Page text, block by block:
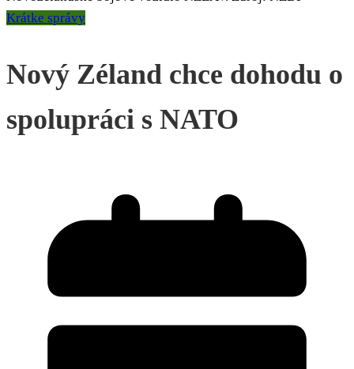
Krátke správy
Nový Zéland chce dohodu o
spolupráci s NATO